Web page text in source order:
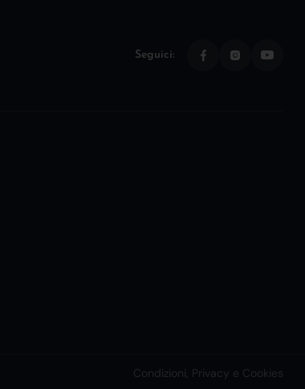
Seguici:
Condizioni, Privacy e Cookies